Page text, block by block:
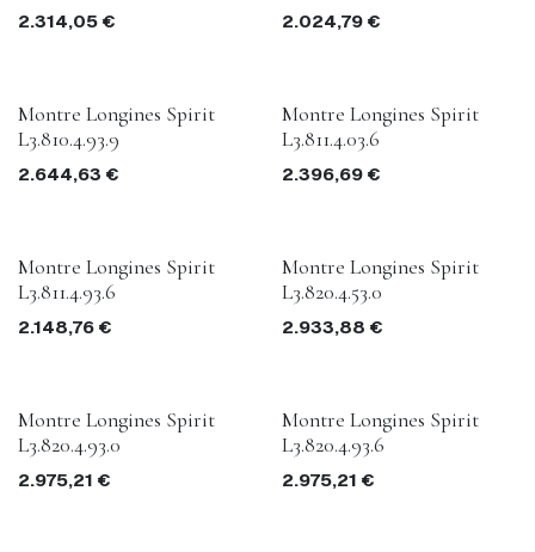
2.314,05 € 2.024,79€
Montre Longines Spirit
L3.810.4.93.9
2.644,63 €
Montre Longines Spirit
L3.811.4.03.6
2.396,69€
Montre Longines Spirit
L3.811.4.93.6
2.148,76 €
Montre Longines Spirit
L3.820.4.53.0
2.933,88 €
Montre Longines Spirit
L3.820.4.93.0
2.975,21 €
Montre Longines Spirit
L3.820.4.93.6
2.975,21 €